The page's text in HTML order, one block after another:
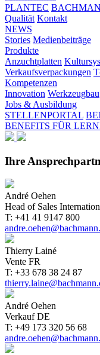
PLANTEC
Qualität Kontakt
NEWS
Stories Medienbeiträge
Produkte
Anzuchtplatten
Verkaufsverpackungen
Kompetenzen
Innovation Werkzeugbau
Jobs & Ausbildung
STELLENPORTAL
BENEFITS FÜR
Ihre
André Oehen
Head of Sales
T: +41 41 9147 800
Thierry Lainé
Vente FR
T: +33 678 38 24 87
André Oehen
Verkauf DE
T: +49 173 320 56 68